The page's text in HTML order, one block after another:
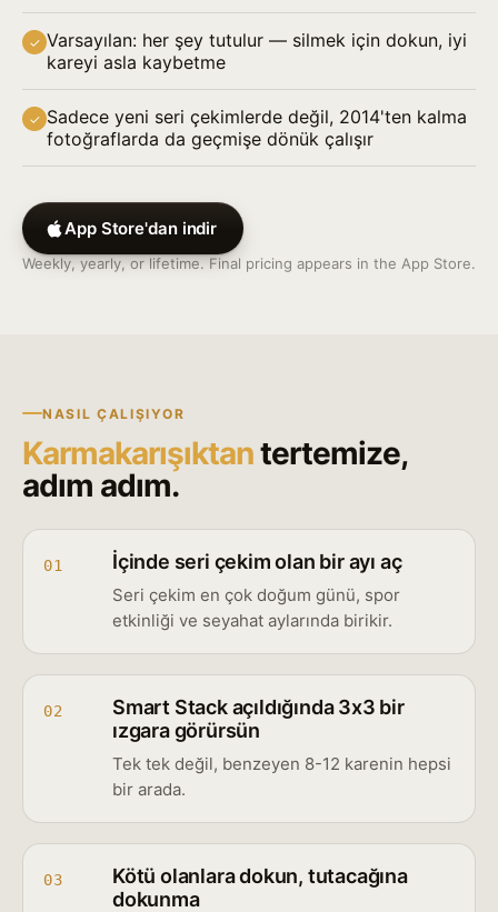
✓ Varsayılan: her şey tutulur — silmek için dokun, iyi
kareyi asla kaybetme
✓ Sadece yeni seri çekimlerde değil, 2014'ten kalma
fotoğraflarda da geçmişe dönük çalışır
App Store'dan indir
Weekly, yearly, or lifetime. Final pricing appears in the App Store.
NASIL ÇALIŞIYOR
Karmakarışıktantertemize,
adım adım.
01 İçinde seri çekim olan bir ayı aç
Seri çekim en çok doğum günü, spor
etkinliği ve seyahat aylarında birikir.
02
Smart Stack açıldığında 3x3 bir
ızgara görürsün
Tek tek değil, benzeyen 8-12 karenin hepsi
bir arada.
03
Kötü olanlara dokun, tutacağına
dokunma